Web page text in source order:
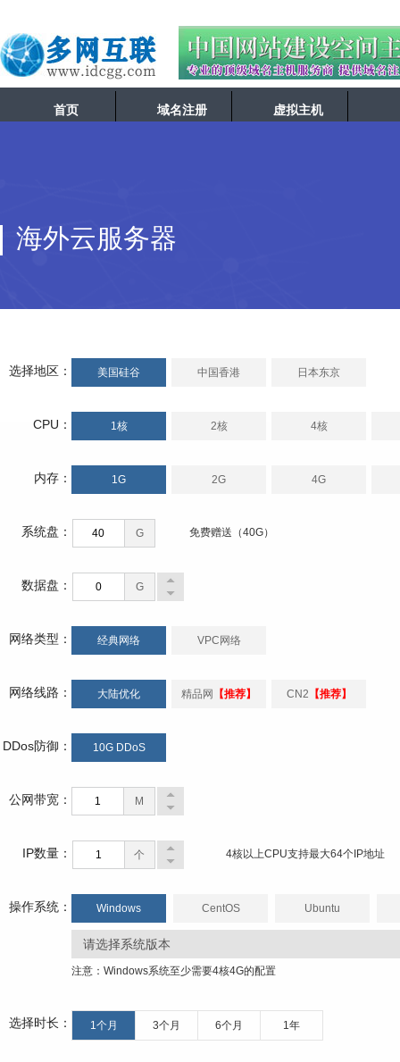
首页 域名注册 虚拟主机
海外云服务器
选择地区： 美国硅谷 中国香港 日本东京
CPU： 1核 2核 4核
内存： 1G 2G 4G
系统盘： G 免费赠送（40G）
数据盘： G
网络类型： 经典网络 VPC网络
网络线路： 大陆优化 精品网 【推荐】 CN2 【推荐】
DDos防御： 10G DDoS
公网带宽： M
IP数量： 个 4核以上CPU支持最大64个IP地址
操作系统： Windows CentOS Ubuntu
请选择系统版本
注意：Windows系统至少需要4核4G的配置
选择时长： 1个月 3个月 6个月 1年